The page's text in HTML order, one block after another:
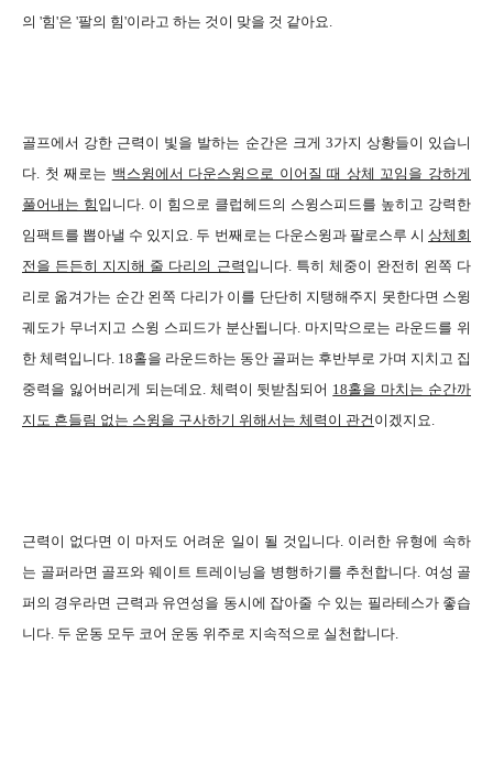
의 '힘'은 '팔의 힘'이라고 하는 것이 맞을 것 같아요.
골프에서 강한 근력이 빛을 발하는 순간은 크게 3가지 상황들이 있습니
다. 첫 째로는 백스윙에서 다운스윙으로 이어질 때 상체 꼬임을 강하게
풀어내는 힘 입니다. 이 힘으로 클럽헤드의 스윙스피드를 높히고 강력한
임팩트를 뽑아낼 수 있지요. 두 번째로는 다운스윙과 팔로스루 시 상체회
전을 든든히 지지해 줄 다리의 근력 입니다. 특히 체중이 완전히 왼쪽 다
리로 옮겨가는 순간 왼쪽 다리가 이를 단단히 지탱해주지 못한다면 스윙
궤도가 무너지고 스윙 스피드가 분산됩니다. 마지막으로는 라운드를 위
한 체력입니다. 18홀을 라운드하는 동안 골퍼는 후반부로 가며 지치고 집
중력을 잃어버리게 되는데요. 체력이 뒷받침되어 18홀을 마치는 순간까
지도 흔들림 없는 스윙을 구사하기 위해서는 체력이 관건 이겠지요.
근력이 없다면 이 마저도 어려운 일이 될 것입니다. 이러한 유형에 속하
는 골퍼라면 골프와 웨이트 트레이닝을 병행하기를 추천합니다. 여성 골
퍼의 경우라면 근력과 유연성을 동시에 잡아줄 수 있는 필라테스가 좋습
니다. 두 운동 모두 코어 운동 위주로 지속적으로 실천합니다.